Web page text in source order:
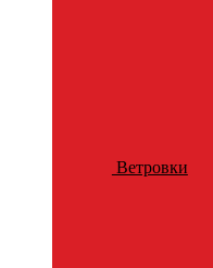
Ветровки